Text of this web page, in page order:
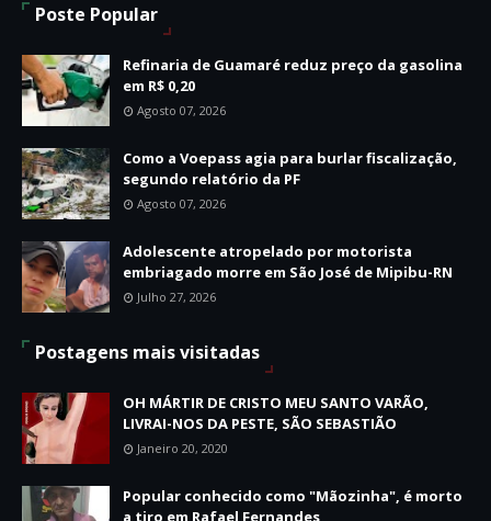
Poste Popular
Refinaria de Guamaré reduz preço da gasolina
em R$ 0,20
Agosto 07, 2026
Como a Voepass agia para burlar fiscalização,
segundo relatório da PF
Agosto 07, 2026
Adolescente atropelado por motorista
embriagado morre em São José de Mipibu-RN
Julho 27, 2026
Postagens mais visitadas
OH MÁRTIR DE CRISTO MEU SANTO VARÃO,
LIVRAI-NOS DA PESTE, SÃO SEBASTIÃO
Janeiro 20, 2020
Popular conhecido como "Mãozinha", é morto
a tiro em Rafael Fernandes